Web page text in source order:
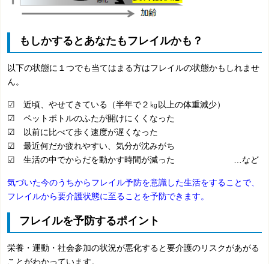
もしかするとあなたもフレイルかも？
以下の状態に１つでも当てはまる方はフレイルの状態かもしれませ
ん。
☑ 近頃、やせてきている（半年で２㎏以上の体重減少）
☑ ペットボトルのふたが開けにくくなった
☑ 以前に比べて歩く速度が遅くなった
☑ 最近何だか疲れやすい、気分が沈みがち
☑ 生活の中でからだを動かす時間が減った …など
気づいた今のうちからフレイル予防を意識した生活をすることで、
フレイルから要介護状態に至ることを予防できます。
フレイルを予防するポイント
栄養・運動・社会参加の状況が悪化すると要介護のリスクがあがる
ことがわかっています。